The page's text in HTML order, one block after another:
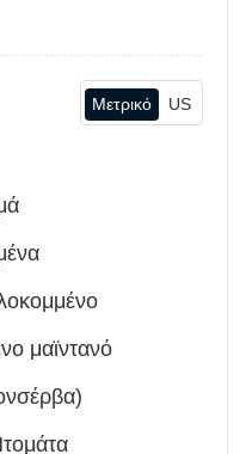
Μετρικό US
μαϊντανό